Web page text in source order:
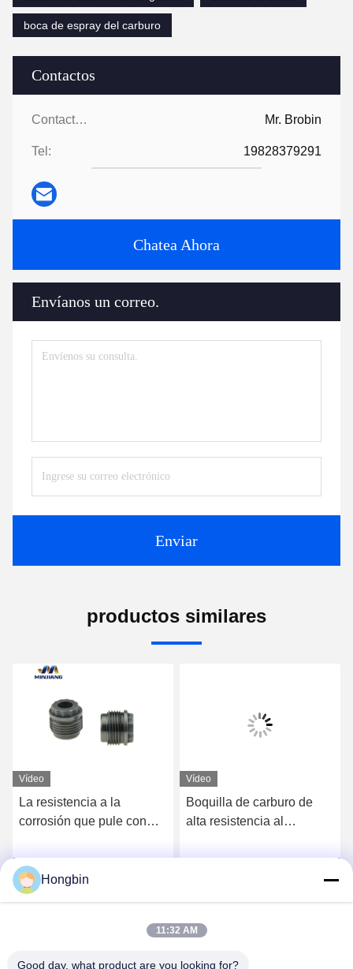
Contactos
Contactos: Mr. Brobin
Tel: 19828379291
Chatea Ahora
Envíanos un correo.
Enviar
boca de espray del carburo
productos similares
Vídeo
La resistencia a la
corrosión que pule con
de tungsteno equipa con
inyector YG6XChatea Ahora
Vídeo
Boquilla de carburo de
alta resistencia al
perforación petrolera,
tracción
Hongbin
11:32 AM
Good day, what product are you looking for?